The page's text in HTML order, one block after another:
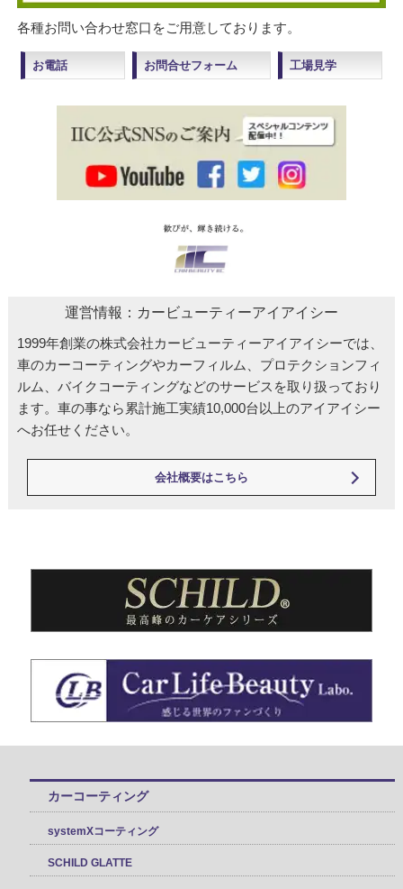
各種お問い合わせ窓口をご用意しております。
お電話 お問合せフォーム 工場見学
運営情報：カービューティーアイアイシー
1999年創業の株式会社カービューティーアイアイシーでは、
車のカーコーティングやカーフィルム、プロテクションフィ
ルム、バイクコーティングなどのサービスを取り扱っており
ます。車の事なら累計施工実績10,000台以上のアイアイシー
へお任せください。
会社概要はこちら
カーコーティング
systemXコーティング
SCHILD GLATTE